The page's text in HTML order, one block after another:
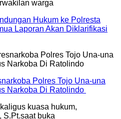
Hukum ke Polresta
Laporan Akan Diklarifikasi
Polres Tojo Una-una
Narkoba Di Ratolindo